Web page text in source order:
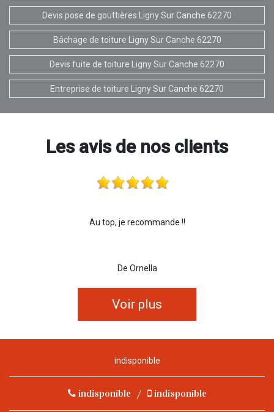
Devis pose de gouttières Ligny Sur Canche 62270
Bâchage de toiture Ligny Sur Canche 62270
Devis fuite de toiture Ligny Sur Canche 62270
Entreprise de toiture Ligny Sur Canche 62270
Les avis de nos clients
Au top, je recommande !!
De Ornella
Voir plus
indisponible
indisponible / indisponible